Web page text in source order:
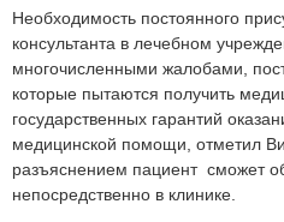
Необходимость постоянного
консультанта в лечебном
многочисленными жалобами,
которые пытаются получить
государственных гарантий
медицинской помощи, отметил
разъяснением пациент сможет
непосредственно в клинике.